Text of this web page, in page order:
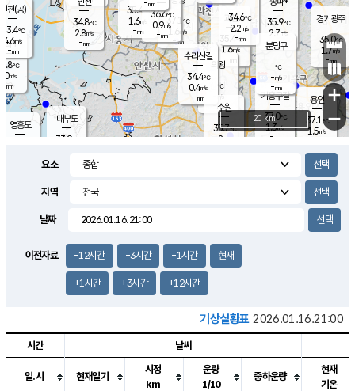
의도
℃
m/s
mm
영흥도
과천
35.4℃
1.6m/s
- mm
용인
37.1℃
1.5m/s
경기광주
35.0℃
1.7m/s
-mm
2.1m/s
대부도
33.9
의왕
- ℃
m/s
mm
37.1
℃
1.6 m/s
-mm
35.4℃
1.6m/s
-mm
36.6℃
0.9m/s
-mm
35.9℃
2.7m/s
-mm
34.6℃
2.2m/s
-mm
기흥구갈
37.0℃
1.3m/s
-
수리산길
34.4℃
0.4m/s
-mm
분당구
-℃
-m/s
-mm
인천(공)
33.4℃
4.6m/s
-mm
-mm
수원
35.7℃
2 m/s
34.8℃
2.8m/s
-mm
+
−
20 km
요소
지역
날짜
이전자료 -12시간 -3시간 -1시간 현재
+1시간 +3시간 +12시간
기상실황표 2026.01.16.21:00
시간 날씨
일.시 현재일기
시정
km
운량
1/10
중하운량
현재
기온